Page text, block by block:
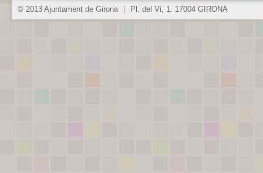
© 2013 Ajuntament de Girona Pl. del Vi, 1. 17004 GIRONA